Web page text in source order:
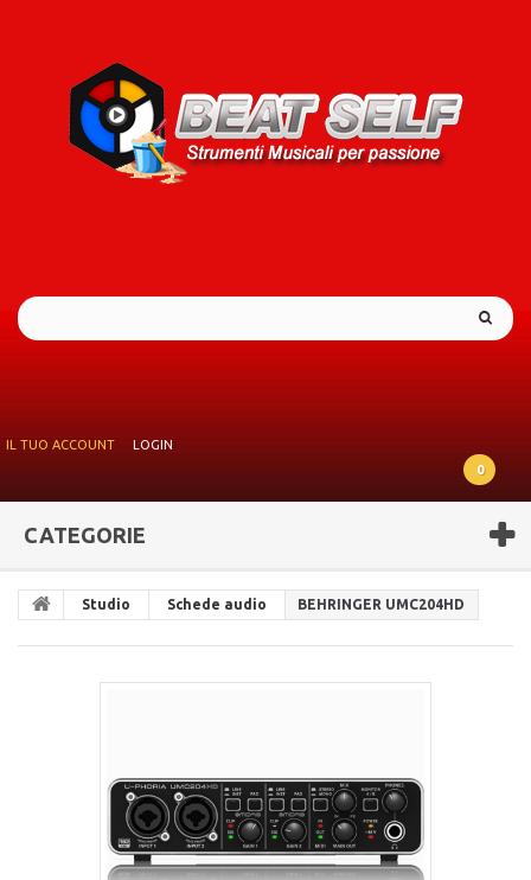
IL TUO ACCOUNT
LOGIN
0
CATEGORIE
Studio Schede audio BEHRINGER UMC204HD